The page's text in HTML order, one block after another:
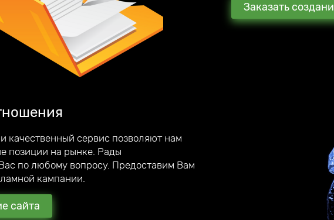
Заказать
качественный сервис позволяют нам
позиции на рынке. Рады
по любому вопросу. Предоставим Вам
кампании.
сайта